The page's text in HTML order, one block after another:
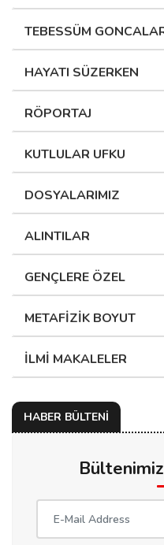
TEBESSÜM
HAYATI SÜZERKEN
RÖPORTAJ
KUTLULAR UFKU
DOSYALARIMIZ
ALINTILAR
GENÇLERE ÖZEL
METAFİZİK BOYUT
İLMİ MAKALELER
HABER BÜLTENİ